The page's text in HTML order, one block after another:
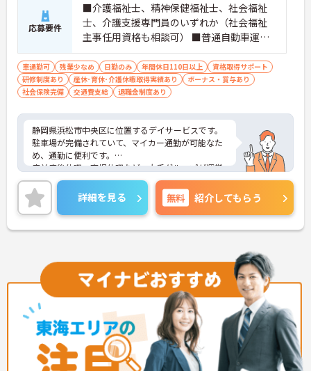
応募要件
■介護福祉士、精神保健福祉士、社会福祉
士、介護支援専門員のいずれか（社会福祉
主事任用資格も相談可） ■普通自動車運転
免許（ＡＴ限定可） ■未経験可
車通勤可 残業少なめ 日勤のみ 年間休日110日以上
資格取得サポート
研修制度あり
産休･育休･介護休暇取得実績あり
ボーナス・賞与あり
社会保険完備
交通費支給 退職金制度あり
静岡県浜松市中央区に位置するデイサービスです。
駐車場が完備されていて、マイカー通勤が可能なた
め、通勤に便利です。
産前産後休暇、育児休暇など、大手グループが運営
する施設のため、福利厚生も非常に充実しておりま
す！
未経験の方でも丁寧に指導・研修制度も整っており
ますので安心して働ける環境です。
ご興味をお持ちの方には、詳細の情報や面接のポイ
詳細を見る 無料 紹介してもらう